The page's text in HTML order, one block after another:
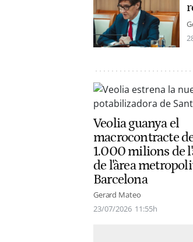
Veolia guanya el
macrocontracte
1.000 milions de
de l'àrea
Barcelona
Gerard Mateo
23/07/2026 11:55h